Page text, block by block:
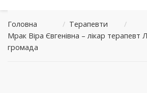
Головна / Терапевти
/
Мрак Віра Євгенівна – лікар
громада